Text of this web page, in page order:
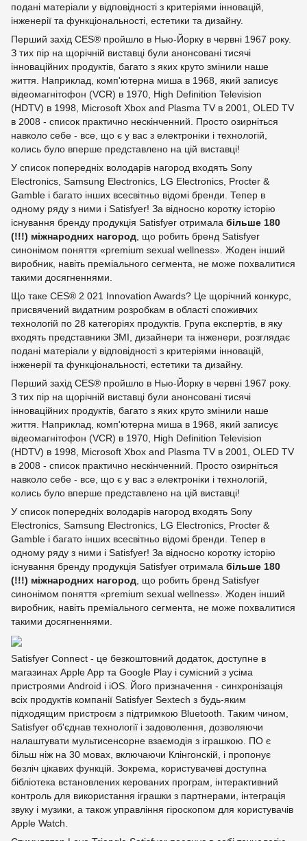
подані матеріали у відповідності з критеріями інновацій,
інженерії та функціональності, естетики та дизайну.
Перший захід CES® пройшло в Нью-Йорку в червні 1967 року.
З тих пір на щорічній виставці були анонсовані тисячі
інноваційних продуктів, багато з яких круто змінили наше
життя. Наприклад, комп'ютерна миша в 1968, який записує
відеомагнітофон (VCR) в 1970, High Definition Television
(HDTV) в 1998, Microsoft Xbox and Plasma TV в 2001, OLED TV
в 2008 - список практично нескінченний. Просто озирніться
навколо себе - все, що є у вас з електроніки і технологій,
колись було вперше представлено на цій виставці!
У список попередніх володарів нагород входять Sony
Electronics, Samsung Electronics, LG Electronics, Procter &
Gamble і багато інших всесвітньо відомі бренди. Тепер в
одному ряду з ними і Satisfyer! За відносно коротку історію
існування бренду продукція Satisfyer отримала більше 180
(!!!) міжнародних нагород, що робить бренд Satisfyer
синонімом поняття «premium sexual wellness». Жоден інший
виробник, навіть преміального сегмента, не може похвалитися
такими досягненнями.
Що таке CES® 2 021 Innovation Awards? Це щорічний конкурс,
присвячений видатним розробкам в області споживчих
технологій по 28 категоріях продуктів. Група експертів, в яку
входять представники ЗМІ, дизайнери та інженери, розглядає
подані матеріали у відповідності з критеріями інновацій,
інженерії та функціональності, естетики та дизайну.
Перший захід CES® пройшло в Нью-Йорку в червні 1967 року.
З тих пір на щорічній виставці були анонсовані тисячі
інноваційних продуктів, багато з яких круто змінили наше
життя. Наприклад, комп'ютерна миша в 1968, який записує
відеомагнітофон (VCR) в 1970, High Definition Television
(HDTV) в 1998, Microsoft Xbox and Plasma TV в 2001, OLED TV
в 2008 - список практично нескінченний. Просто озирніться
навколо себе - все, що є у вас з електроніки і технологій,
колись було вперше представлено на цій виставці!
У список попередніх володарів нагород входять Sony
Electronics, Samsung Electronics, LG Electronics, Procter &
Gamble і багато інших всесвітньо відомі бренди. Тепер в
одному ряду з ними і Satisfyer! За відносно коротку історію
існування бренду продукція Satisfyer отримала більше 180
(!!!) міжнародних нагород, що робить бренд Satisfyer
синонімом поняття «premium sexual wellness». Жоден інший
виробник, навіть преміального сегмента, не може похвалитися
такими досягненнями.
Satisfyer Connect - це безкоштовний додаток, доступне в
магазинах Apple App та Google Play і сумісний з усіма
пристроями Android і iOS. Його призначення - синхронізація
всіх продуктів компанії Satisfyer Sextech з будь-яким
підходящим пристроєм з підтримкою Bluetooth. Таким чином,
Satisfyer об'єднав технології і задоволення, дозволяючи
налаштувати мультисенсорне взаємодія з іграшкою. ПО є
більш ніж на 30 мовах, включаючи Клінгонскій, і пропонує
безліч цікавих функцій. Зокрема, користувачеві доступна
бібліотека встановлених керованих програм, інтерактивний
контроль для використання іграшки з партнерами, інтеграція
звуку і музики, а також управління гіроскопом для користувачів
Apple Watch.